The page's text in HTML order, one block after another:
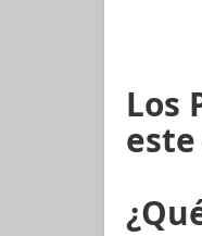
Los
este